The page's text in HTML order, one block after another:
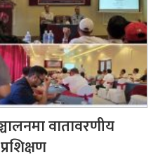
वातावरणीय